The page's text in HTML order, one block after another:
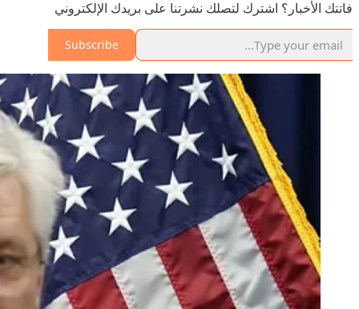
فاتتك الأخبار؟ اشترك لتصلك نشرتنا على بريدك الإلكتروني
Subscribe